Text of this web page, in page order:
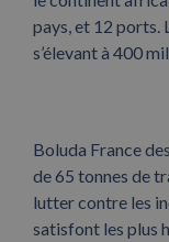
pays, et 12 ports.
s’élevant à 400
Boluda France
de 65 tonnes de
lutter contre les
satisfont les plus